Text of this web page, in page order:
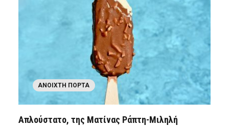
ΑΝΟΙΧΤΉ ΠΌΡΤΑ
Απλούστατο, της Ματίνας Ράπτη-Μιληλή